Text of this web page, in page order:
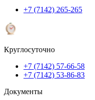
+7 (7142) 265-265
Круглосуточно
+7 (7142) 57-66-58
+7 (7142) 53-86-83
Документы